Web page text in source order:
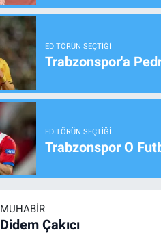
EDITÖRÜN SEÇTIĞI
Trabzonspor'a
EDITÖRÜN SEÇTIĞI
Trabzonspor O
MUHABIR
Didem Çakıcı